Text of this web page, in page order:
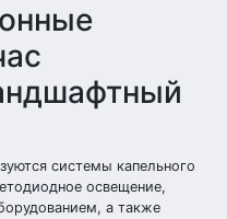
системы капельного
освещение,
а также